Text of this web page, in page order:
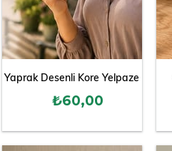
Yaprak Desenli Kore Yelpaze
₺60,00